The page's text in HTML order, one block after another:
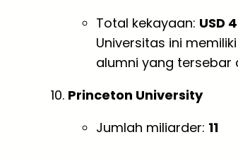
Total kekayaan: USD
Universitas ini
alumni yang tersebar
Princeton University
Jumlah miliarder: 11